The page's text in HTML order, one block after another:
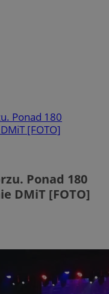
Ponad 180
[FOTO]
Ponad 180
DMiT [FOTO]